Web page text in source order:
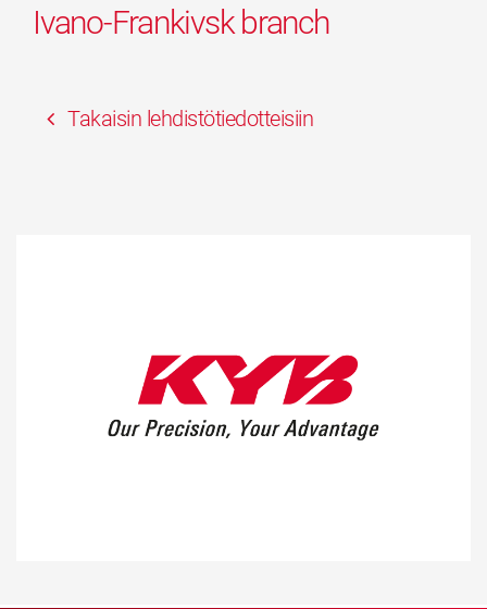
Ivano-Frankivsk branch
Takaisin lehdistötiedotteisiin